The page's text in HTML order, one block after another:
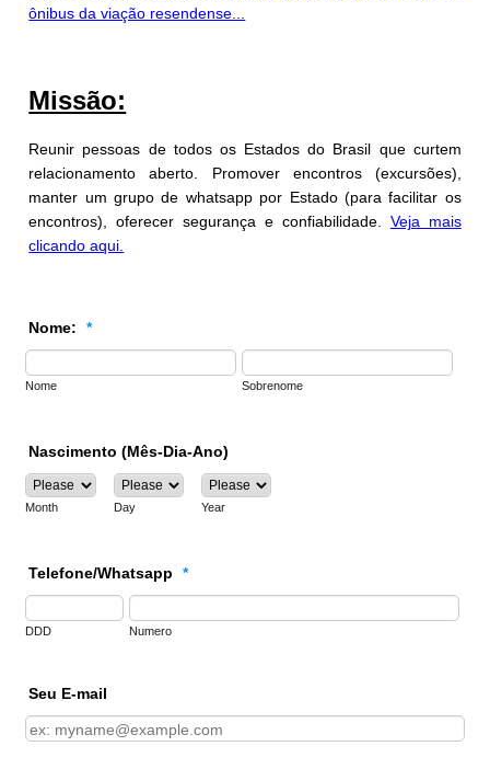
ônibus da viação resendense...
Missão:
Reunir pessoas de todos os Estados do Brasil que curtem
relacionamento aberto. Promover encontros (excursões),
manter um grupo de whatsapp por Estado (para facilitar os
encontros), oferecer segurança e confiabilidade. Veja mais
clicando aqui.
Nome: *
Nome Sobrenome
Nascimento (Mês-Dia-Ano)
Month Day Year
Telefone/Whatsapp *
DDD Numero
Seu E-mail